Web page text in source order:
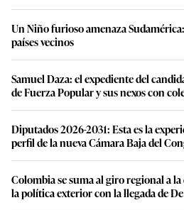
Un Niño furioso amenaza
países vecinos
Samuel Daza: el expediente del
de Fuerza Popular y sus nexos con
Diputados 2026-2031: Esta es la
perfil de la nueva Cámara Baja del
Colombia se suma al giro regional a
la política exterior con la llegada de